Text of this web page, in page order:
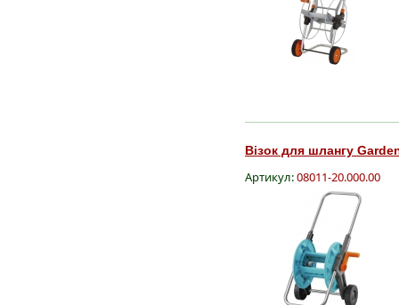
Візок для шлангу
Артикул:08011-20.000.00